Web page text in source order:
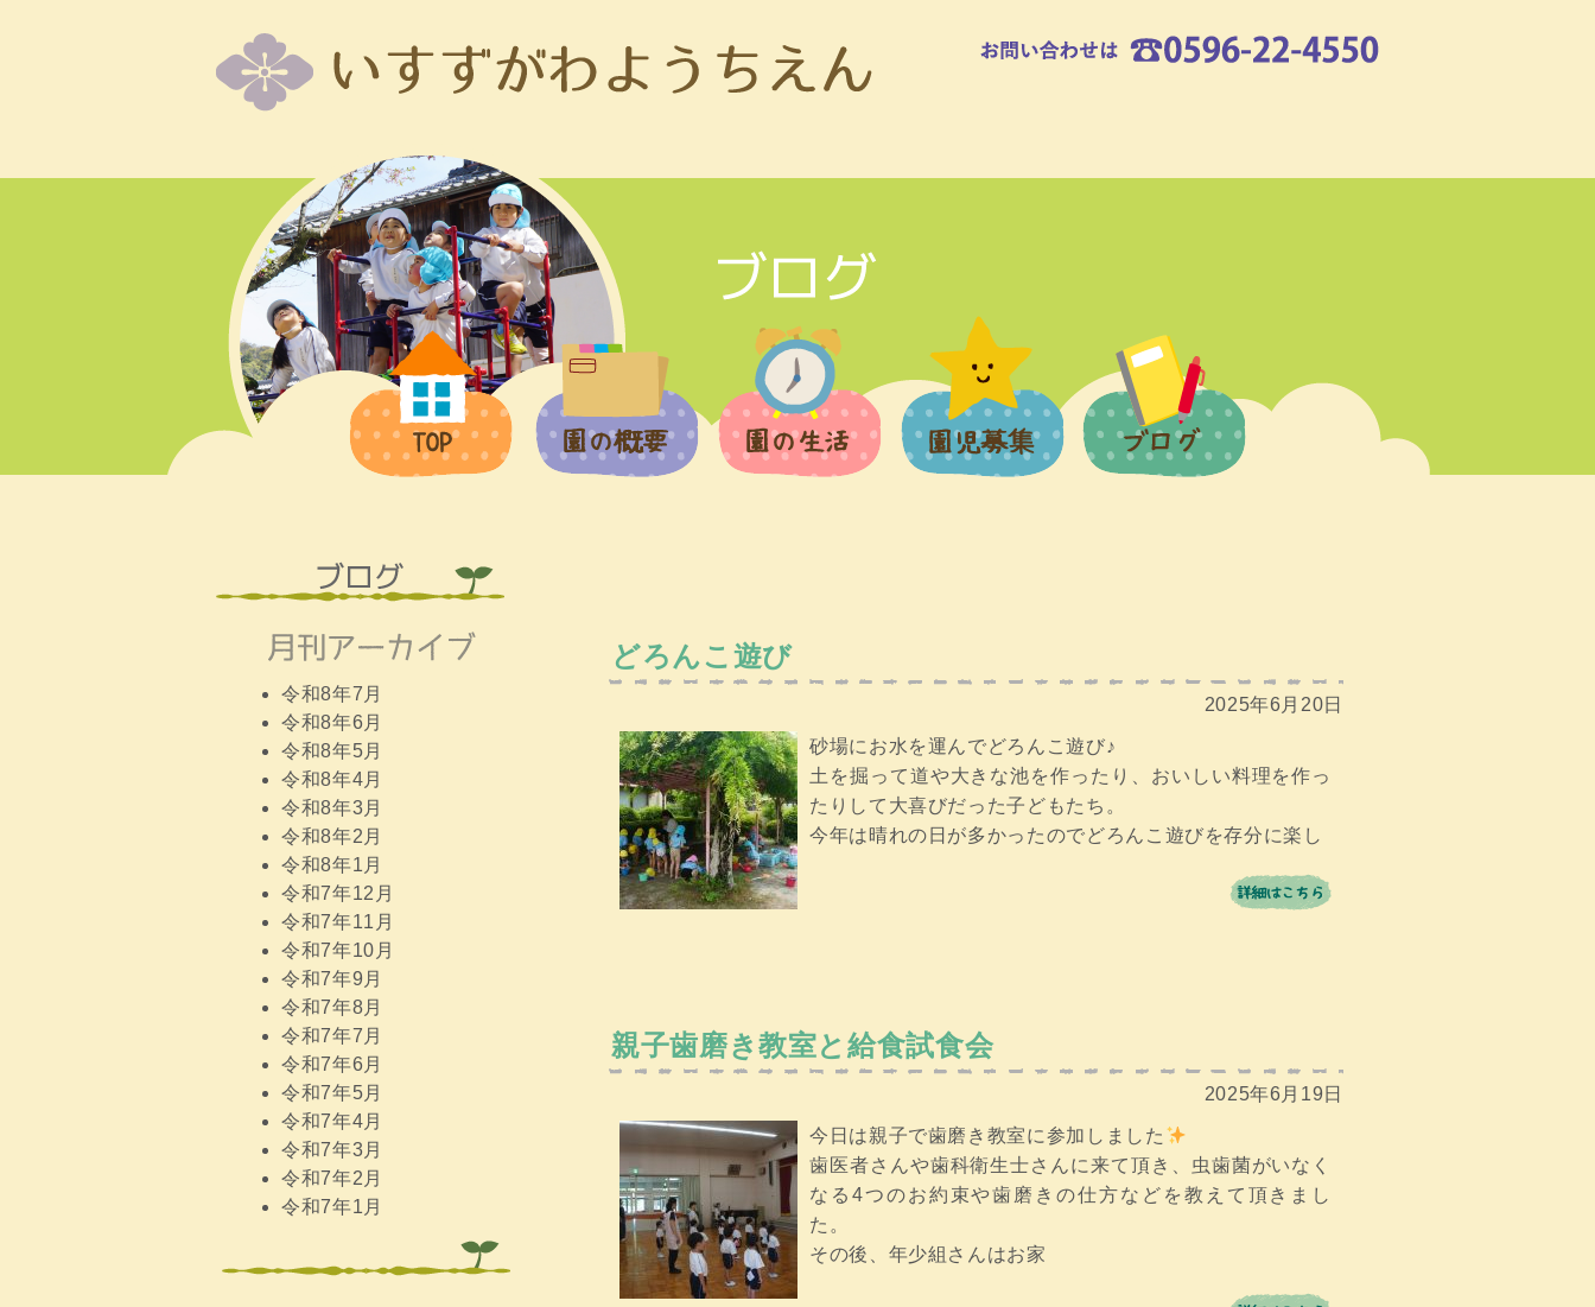
令和8年7月
令和8年6月
令和8年5月
令和8年4月
令和8年3月
令和8年2月
令和8年1月
令和7年12月
令和7年11月
令和7年10月
令和7年9月
令和7年8月
令和7年7月
令和7年6月
令和7年5月
令和7年4月
令和7年3月
令和7年2月
令和7年1月
どろんこ遊び
2025年6月20日
砂場にお水を運んでどろんこ遊び♪
土を掘って道や大きな池を作ったり、おいしい料理を作っ
たりして大喜びだった子どもたち。
今年は晴れの日が多かったのでどろんこ遊びを存分に楽し
親子歯磨き教室と給食試食会
2025年6月19日
今日は親子で歯磨き教室に参加しました
歯医者さんや歯科衛生士さんに来て頂き、虫歯菌がいなく
なる4つのお約束や歯磨きの仕方などを教えて頂きまし
た。
その後、年少組さんはお家